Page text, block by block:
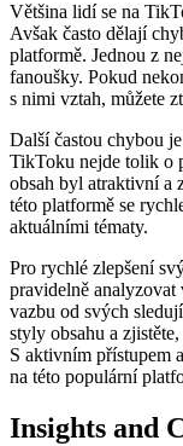
Většina lidí se na
Avšak často dělají
platformě. Jednou z
fanoušky. Pokud
s nimi vztah, můžete
Další častou chybou
TikToku nejde tolik o
obsah byl atraktivní a
této platformě se
aktuálními tématy.
Pro rychlé zlepšení
pravidelně analyzovat
vazbu od svých
styly obsahu a
S aktivním přístupem
na této populární
Insights and